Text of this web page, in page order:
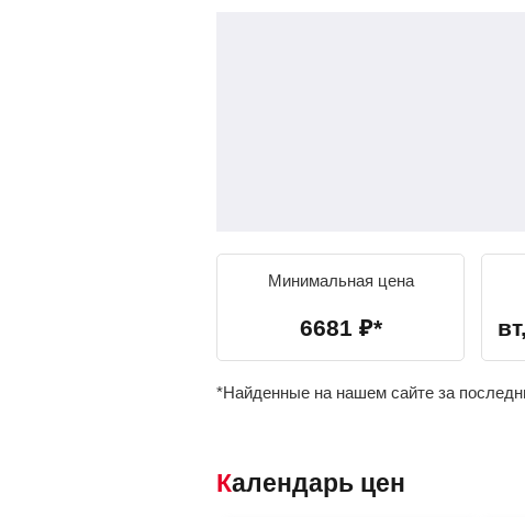
Минимальная цена
6681 ₽*
*Найденные на нашем сайте за
Календарь цен